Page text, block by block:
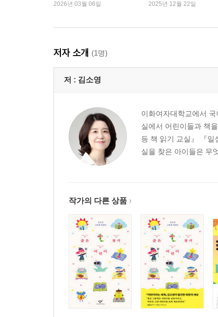
삶을 선택한다는 것
3부 세상 속의 어린이
저 오늘 생일이다요?
어린이가 ‘있다’
어린이는 정치적인 존재
내가 바라는 어린이날
추천의 글
2026년 03월 06일 2025년 12월 22일
저자 소개 (1명)
저 : 김소영
이화여자대학교에서
실에서 어린이들과 책
등 책 읽기 교실』 『
실을 찾은 아이들은 무
작가의 다른 상품